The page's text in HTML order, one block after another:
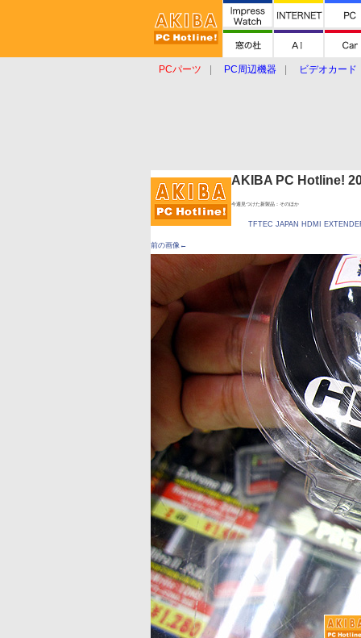
PCパーツ PC周辺機器
ビデオカード
AKIBA PC Hotline!
今週見つけた新製品：そのほか
TFTEC JAPAN HDMI
前の画像←